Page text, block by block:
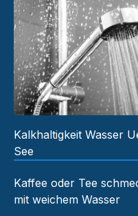
Kalkhaltigkeit Wasser
See
Kaffee oder Tee
mit weichem Wasser